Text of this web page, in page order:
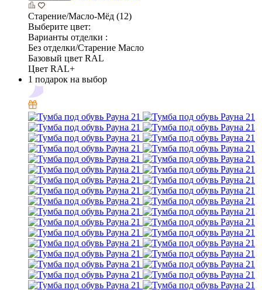
Старение/Масло-Мёд (12)
Выберите цвет:
Варианты отделки :
Без отделки/Старение Масло
Базовый цвет RAL
Цвет RAL+
1 подарок на выбор